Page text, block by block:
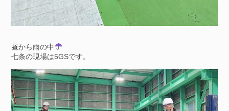
昼から雨の中
七条の現場は5GSです。